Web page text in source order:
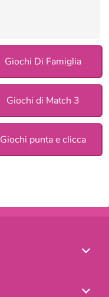
Giochi Di Famiglia
Giochi di Match 3
Giochi punta e clicca